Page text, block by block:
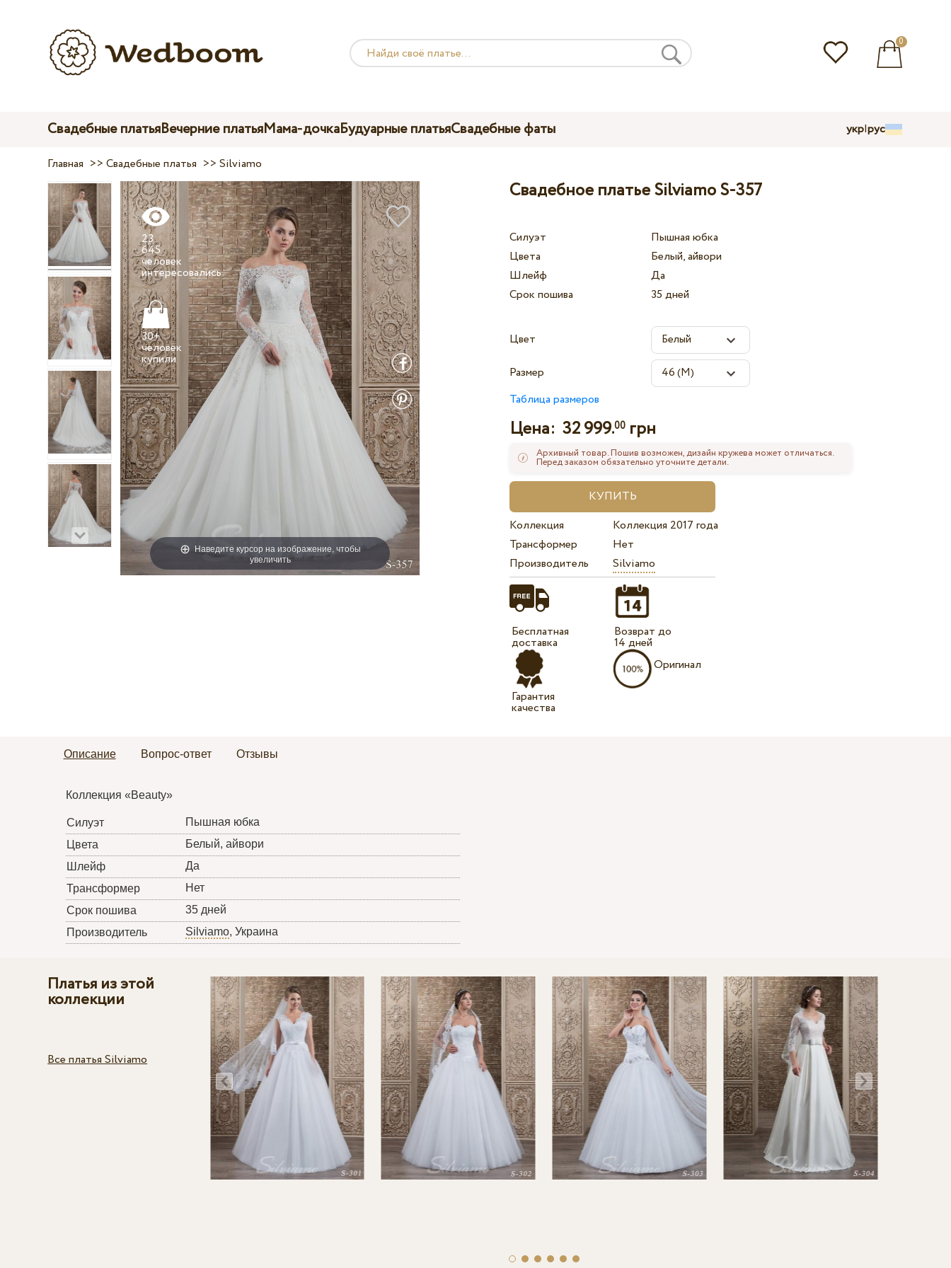
0
Свадебные платьяВечерние платьяМама-дочкаБудуарные платьяСвадебные фаты укр|рус
Главная >>Свадебные платья >>Silviamo
Наведите курсор на изображение, чтобы
увеличить
23
645
человек
интересовались
30+
человек
Свадебное платье Silviamo S-357
Силуэт
Пышная юбка
Цвета
Белый, айвори
Шлейф
Да
Срок пошива
35 дней
Цвет
Размер
Таблица размеров
Цена:32 999.00 грн
Архивный товар. Пошив возможен, дизайн кружева может отличаться.
Перед заказом обязательно уточните детали.
Коллекция
Коллекция 2017 года
Трансформер
Нет
Производитель
Silviamo
Бесплатная
доставка
Гарантия
качества
Возврат до
14 дней
Оригинал
Описание Вопрос-ответ Отзывы
Коллекция «Beauty»
Силуэт
Пышная юбка
Цвета
Белый, айвори
Шлейф
Да
Трансформер
Нет
Срок пошива
35 дней
Производитель
Silviamo, Украина
Платья из этой
коллекции
Все платья Silviamo